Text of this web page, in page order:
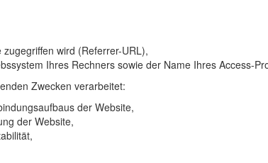
wird (Referrer-URL),
Ihres Rechners sowie der Name Ihres Access-
Zwecken verarbeitet:
der Website,
der Website,